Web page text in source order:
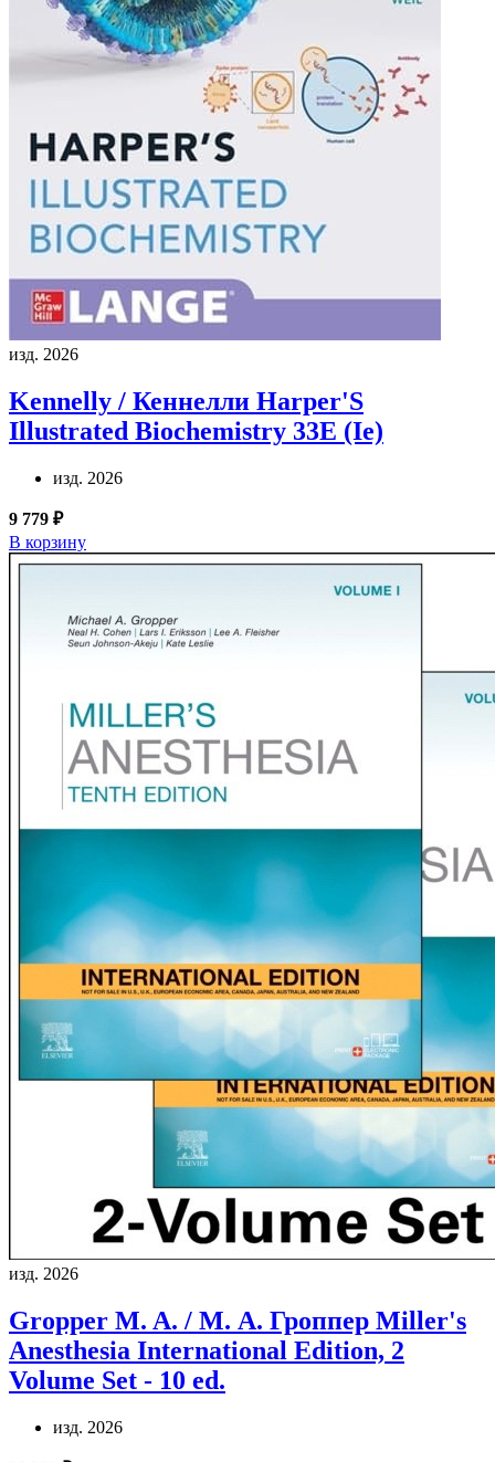
изд. 2026
Kennelly / Кеннелли Harper'S
Illustrated Biochemistry 33E (Ie)
изд. 2026
9 779 ₽
В корзину
изд. 2026
Gropper M. A. / М. А. Гроппер Miller's
Anesthesia International Edition, 2
Volume Set - 10 ed.
изд. 2026